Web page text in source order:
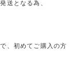
送となる為、
、初めてご購入の方